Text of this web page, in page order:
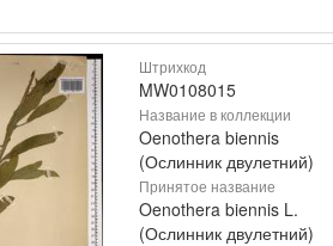
Штрихкод
MW0108015
Название в коллекции
Oenothera biennis
(Ослинник двулетний)
Принятое название
Oenothera biennis L.
(Ослинник двулетний)